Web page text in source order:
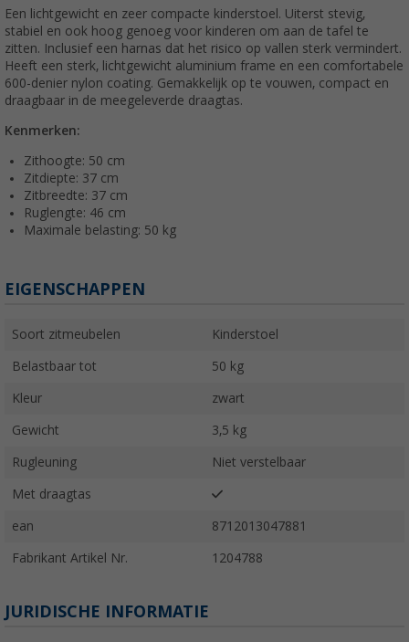
Een lichtgewicht en zeer compacte kinderstoel. Uiterst stevig,
stabiel en ook hoog genoeg voor kinderen om aan de tafel te
zitten. Inclusief een harnas dat het risico op vallen sterk vermindert.
Heeft een sterk, lichtgewicht aluminium frame en een comfortabele
600-denier nylon coating. Gemakkelijk op te vouwen, compact en
draagbaar in de meegeleverde draagtas.
Kenmerken:
Zithoogte: 50 cm
Zitdiepte: 37 cm
Zitbreedte: 37 cm
Ruglengte: 46 cm
Maximale belasting: 50 kg
EIGENSCHAPPEN
Soort zitmeubelen Kinderstoel
Belastbaar tot 50 kg
Kleur zwart
Gewicht 3,5 kg
Rugleuning Niet verstelbaar
Met draagtas
ean 8712013047881
Fabrikant Artikel Nr. 1204788
JURIDISCHE INFORMATIE